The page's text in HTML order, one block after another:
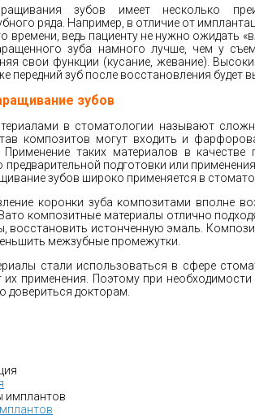
зубов имеет несколько
ряда. Например, в отличие от
времени, ведь пациенту не нужно ожидать
зуба намного лучше, чем у
свои функции (кусание, жевание).
передний зуб после восстановления будет
зубов
в стоматологии называют
композитов могут входить и
Применение таких материалов в
предварительной подготовки или
зубов широко применяется в
коронки зуба композитами вполне
композитные материалы отлично
восстановить истонченную эмаль.
межзубные промежутки.
стали использоваться в сфере
применения. Поэтому при
довериться докторам.